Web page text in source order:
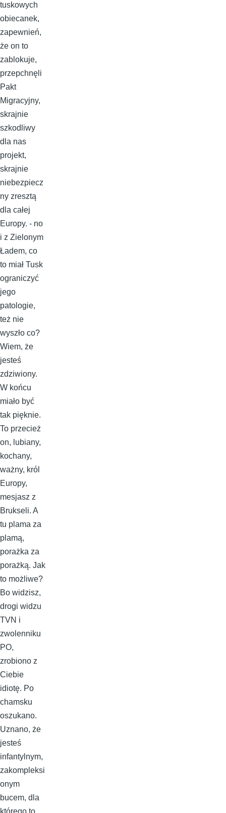
tuskowych
obiecanek,
zapewnień,
że on to
zablokuje,
przepchnęli
Pakt
Migracyjny,
skrajnie
szkodliwy
dla nas
projekt,
skrajnie
niebezpiecz
ny zresztą
dla całej
Europy. - no
i z Zielonym
Ładem, co
to miał Tusk
ograniczyć
jego
patologie,
też nie
wyszło co?
Wiem, że
jesteś
zdziwiony.
W końcu
miało być
tak pięknie.
To przecież
on, lubiany,
kochany,
ważny, król
Europy,
mesjasz z
Brukseli. A
tu plama za
plamą,
porażka za
porażką. Jak
to możliwe?
Bo widzisz,
drogi widzu
TVN i
zwolenniku
PO,
zrobiono z
Ciebie
idiotę. Po
chamsku
oszukano.
Uznano, że
jesteś
infantylnym,
zakompleksi
onym
bucem, dla